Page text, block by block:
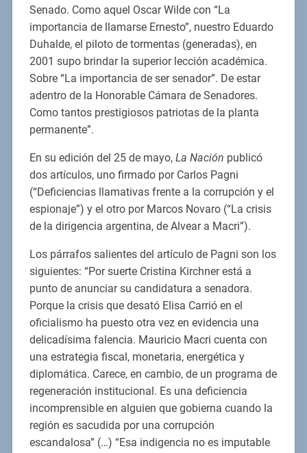
Senado. Como aquel Oscar Wilde con “La
importancia de llamarse Ernesto”, nuestro Eduardo
Duhalde, el piloto de tormentas (generadas), en
2001 supo brindar la superior lección académica.
Sobre “La importancia de ser senador”. De estar
adentro de la Honorable Cámara de Senadores.
Como tantos prestigiosos patriotas de la planta
permanente”.
En su edición del 25 de mayo, La Nación publicó
dos artículos, uno firmado por Carlos Pagni
(“Deficiencias llamativas frente a la corrupción y el
espionaje”) y el otro por Marcos Novaro (“La crisis
de la dirigencia argentina, de Alvear a Macri”).
Los párrafos salientes del artículo de Pagni son los
siguientes: “Por suerte Cristina Kirchner está a
punto de anunciar su candidatura a senadora.
Porque la crisis que desató Elisa Carrió en el
oficialismo ha puesto otra vez en evidencia una
delicadísima falencia. Mauricio Macri cuenta con
una estrategia fiscal, monetaria, energética y
diplomática. Carece, en cambio, de un programa de
regeneración institucional. Es una deficiencia
incomprensible en alguien que gobierna cuando la
región es sacudida por una corrupción
escandalosa” (…) “Esa indigencia no es imputable